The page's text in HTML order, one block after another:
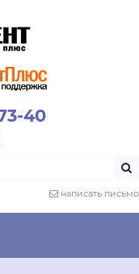
40
написать письмо